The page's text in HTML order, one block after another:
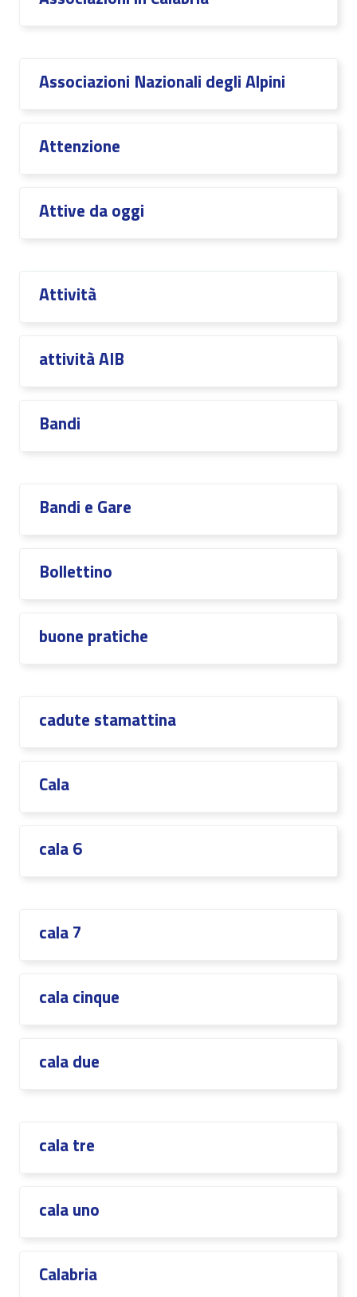
Associazioni Nazionali degli Alpini
Attenzione
Attive da oggi
Attività
attività AIB
Bandi
Bandi e Gare
Bollettino
buone pratiche
cadute stamattina
Cala
cala 6
cala 7
cala cinque
cala due
cala tre
cala uno
Calabria